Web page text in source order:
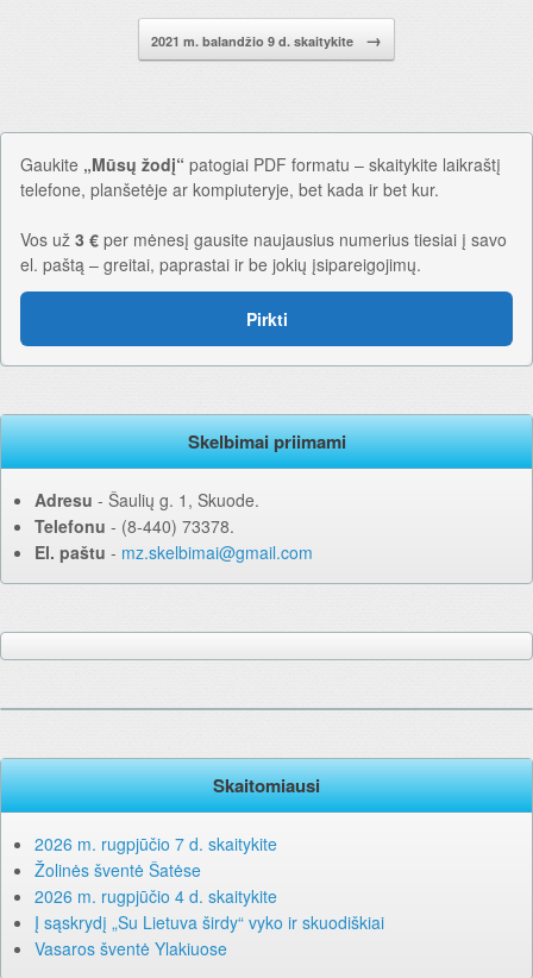
2021 m. balandžio 9 d. skaitykite →
Gaukite „Mūsų žodį“ patogiai PDF formatu – skaitykite laikraštį
telefone, planšetėje ar kompiuteryje, bet kada ir bet kur.
Vos už 3 € per mėnesį gausite naujausius numerius tiesiai į savo
el. paštą – greitai, paprastai ir be jokių įsipareigojimų.
Pirkti
Skelbimai priimami
Adresu ‐ Šaulių g. 1, Skuode.
Telefonu ‐ (8-440) 73378.
El. paštu ‐ mz.skelbimai@gmail.com
Skaitomiausi
2026 m. rugpjūčio 7 d. skaitykite
Žolinės šventė Šatėse
2026 m. rugpjūčio 4 d. skaitykite
Į sąskrydį „Su Lietuva širdy“ vyko ir skuodiškiai
Vasaros šventė Ylakiuose